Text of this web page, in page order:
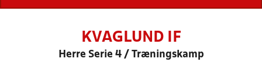
KVAGLUND IF
Herre Serie 4 / Træningskamp